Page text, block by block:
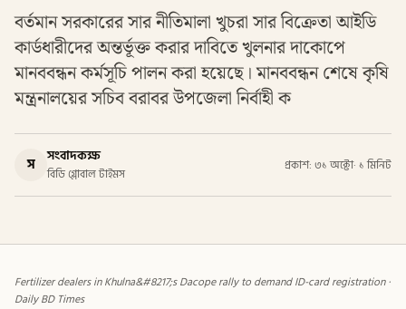
বর্তমান সরকারের সার নীতিমালা খুচরা সার বিক্রেতা আইডি
কার্ডধারীদের অন্তর্ভূক্ত করার দাবিতে খুলনার দাকোপে
মানববন্ধন কর্মসূচি পালন করা হয়েছে। মানববন্ধন শেষে কৃষি
মন্ত্রনালয়ের সচিব বরাবর উপজেলা নির্বাহী ক
স সংবাদকক্ষ
বিডি গ্লোবাল টাইমস
প্রকাশ: ৩১ অক্টো· ১ মিনিট
Fertilizer dealers in Khulna&#8217;s Dacope rally to demand ID-card registration ·
Daily BD Times